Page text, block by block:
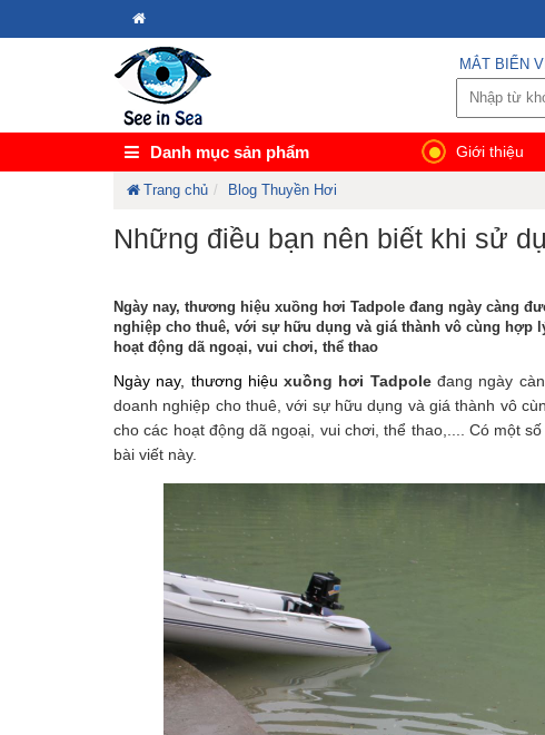
MẮT BIỂN
Danh mục sản phẩm Giới thiệu
Trang chủ Blog Thuyền Hơi
Những điều bạn nên biết khi sử
Ngày nay, thương hiệu xuồng hơi Tadpole đang ngày càng
nghiệp cho thuê, với sự hữu dụng và giá thành vô cùng hợp
hoạt động dã ngoại, vui chơi, thể thao
Ngày nay, thương hiệu xuồng hơi Tadpole đang ngày
doanh nghiệp cho thuê, với sự hữu dụng và giá thành vô
cho các hoạt động dã ngoại, vui chơi, thể thao,.... Có một
bài viết này.